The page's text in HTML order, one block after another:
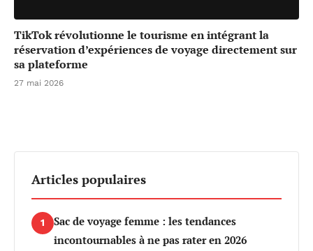
TikTok révolutionne le tourisme en intégrant la
réservation d’expériences de voyage directement sur
sa plateforme
27 mai 2026
Articles populaires
1
Sac de voyage femme : les tendances
incontournables à ne pas rater en 2026